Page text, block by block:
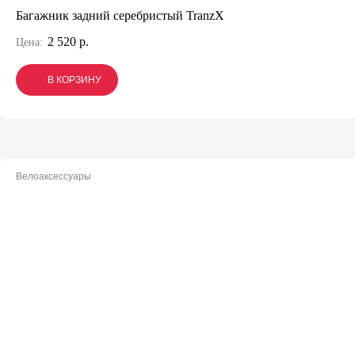
Багажник задний серебристый TranzX
Цена: 2 520 р.
В КОРЗИНУ
В КОРЗИНУ
В КОРЗИНУ
Велоаксессуары